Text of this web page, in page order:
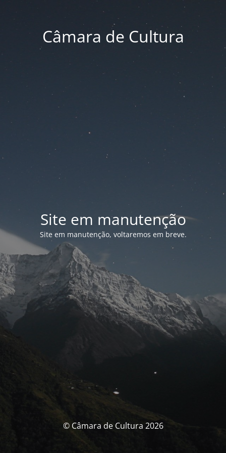
Câmara de Cultura
Site em manutenção
Site em manutenção, voltaremos em breve.
© Câmara de Cultura 2026